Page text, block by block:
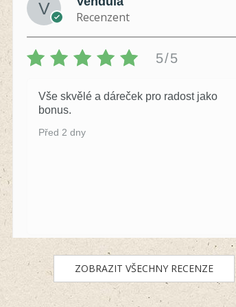
Recenzent
5/5
Vše skvělé a dáreček pro radost jako
bonus.
Před 2 dny
ZOBRAZIT VŠECHNY RECENZE